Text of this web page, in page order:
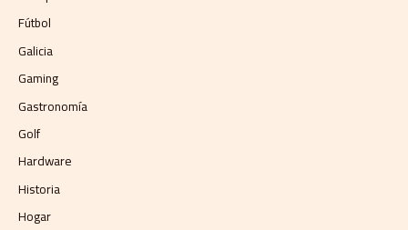
Fútbol
Galicia
Gaming
Gastronomía
Golf
Hardware
Historia
Hogar